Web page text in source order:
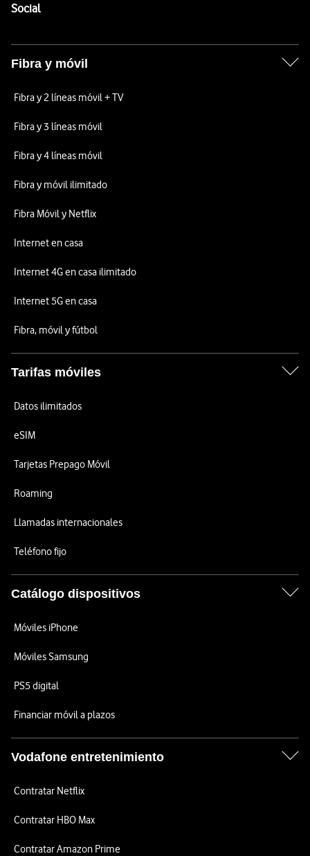
SocialEnlaces a las redes sociales de Vodafone
Fibra y móvil
Fibra y 2 líneas móvil + TV
Fibra y 3 líneas móvil
Fibra y 4 líneas móvil
Fibra y móvil ilimitado
Fibra Móvil y Netflix
Internet en casa
Internet 4G en casa ilimitado
Internet 5G en casa
Fibra, móvil y fútbol
Tarifas móviles
Datos ilimitados
eSIM
Tarjetas Prepago Móvil
Roaming
Llamadas internacionales
Teléfono fijo
Catálogo dispositivos
Móviles iPhone
Móviles Samsung
PS5 digital
Financiar móvil a plazos
Vodafone entretenimiento
Contratar Netflix
Contratar HBO Max
Contratar Amazon Prime